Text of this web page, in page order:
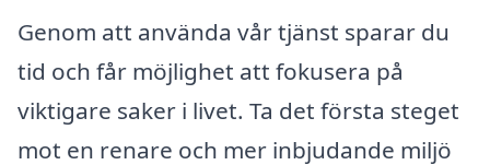
Genom att använda vår tjänst sparar du
tid och får möjlighet att fokusera på
viktigare saker i livet. Ta det första steget
mot en renare och mer inbjudande miljö